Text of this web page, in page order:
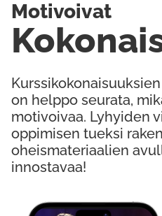
on helppo seurata,
motivoivaa. Lyhyiden
oppimisen tueksi
oheismateriaalien
innostavaa!
Motivoivat